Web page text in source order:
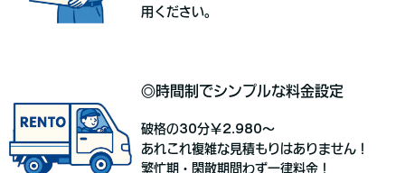
用ください。
◎時間制でシンプルな料金設定
破格の30分￥2.980～
あれこれ複雑な見積もりはありません！
繁忙期・閑散期問わず一律料金！